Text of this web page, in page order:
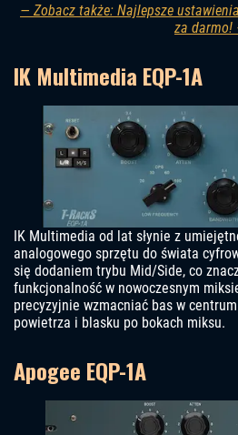
— Zobacz także: Najlepsze
za darmo!
IK Multimedia EQP-1A
IK Multimedia od lat słynie z
analogowego sprzętu do świata
się dodaniem trybu Mid/Side, co
funkcjonalność w nowoczesnym
precyzyjnie wzmacniać bas w
powietrza i blasku po bokach miksu.
Apogee EQP-1A